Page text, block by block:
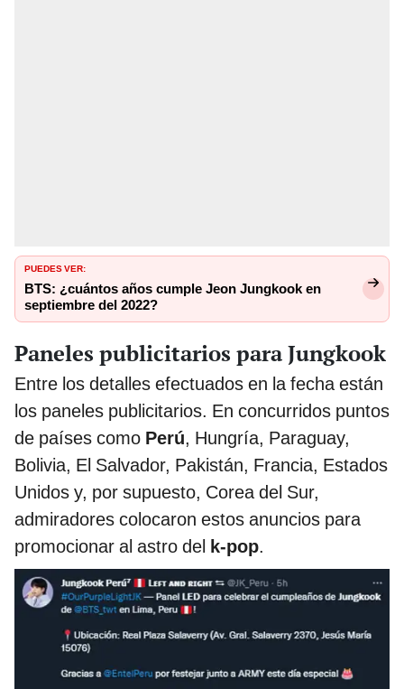
PUEDES VER:
BTS: ¿cuántos años cumple Jeon Jungkook en
septiembre del 2022?
Paneles publicitarios para Jungkook
Entre los detalles efectuados en la fecha están
los paneles publicitarios. En concurridos puntos
de países como Perú, Hungría, Paraguay,
Bolivia, El Salvador, Pakistán, Francia, Estados
Unidos y, por supuesto, Corea del Sur,
admiradores colocaron estos anuncios para
promocionar al astro del k-pop.